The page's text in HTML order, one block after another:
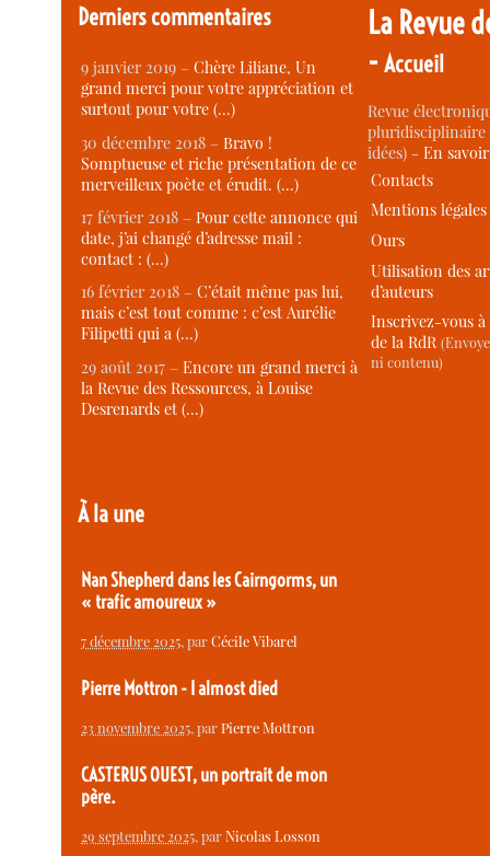
Derniers commentaires
9 janvier 2019 –Chère Liliane, Un
grand merci pour votre appréciation et
surtout pour votre (…)
30 décembre 2018 –Bravo !
Somptueuse et riche présentation de ce
merveilleux poète et érudit. (…)
17 février 2018 –Pour cette annonce qui
date, j’ai changé d’adresse mail :
contact : (…)
16 février 2018 –C’était même pas lui,
mais c’est tout comme : c’est Aurélie
Filipetti qui a (…)
29 août 2017 –Encore un grand merci à
la Revue des Ressources, à Louise
Desrenards et (…)
À la une
Nan Shepherd dans les Cairngorms, un
« trafic amoureux »
7 décembre 2025, parCécile Vibarel
Pierre Mottron - I almost died
23 novembre 2025, parPierre Mottron
CASTERUS OUEST, un portrait de mon
père.
29 septembre 2025, parNicolas Losson
La Revue
-Accueil
Revue
idées) -En
Contacts
Mentions légales
Ours
Utilisation des
d’auteurs
Inscrivez-vous
de la RdR
ni contenu)